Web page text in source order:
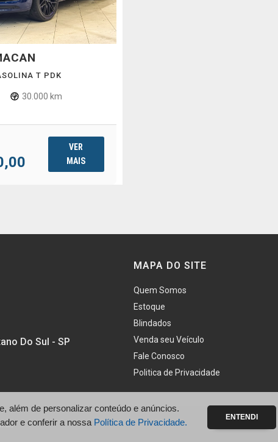
T PDK
30.000 km
VER
MAIS
Do Sul - SP
MAPA DO SITE
Quem Somos
Estoque
Blindados
Venda seu Veículo
Fale Conosco
Politica de Privacidade
além de personalizar conteúdo e anúncios.
e conferir a nossa Política de Privacidade. ENTENDI